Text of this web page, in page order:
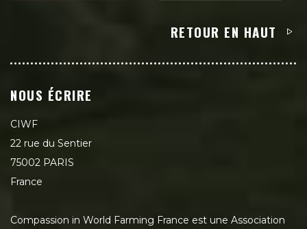
RETOUR EN HAUT
NOUS ÉCRIRE
CIWF
22 rue du Sentier
75002 PARIS
France
Compassion in World Farming France est une Association